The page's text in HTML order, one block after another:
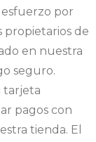
por
propietarios de
en nuestra
seguro.
tarjeta
pagos con
tienda. El